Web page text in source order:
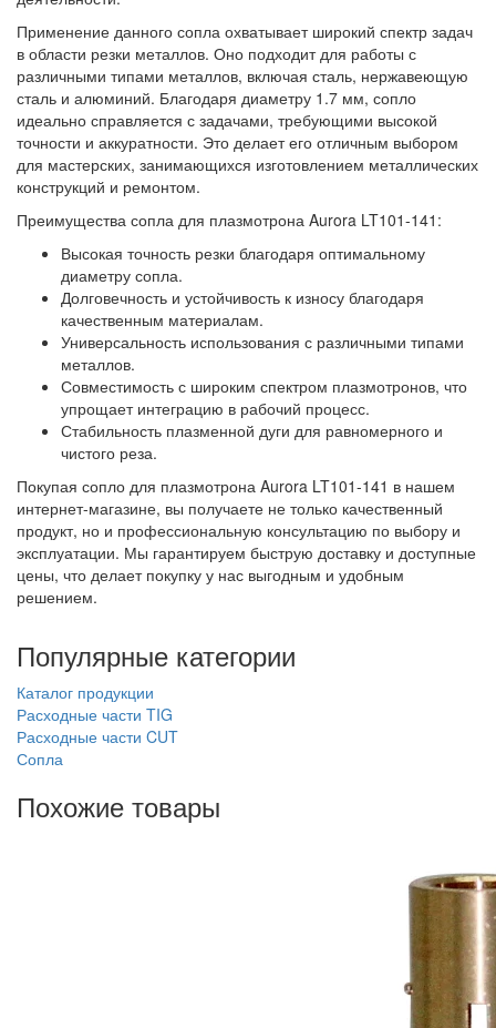
Применение данного сопла охватывает широкий спектр задач
в области резки металлов. Оно подходит для работы с
различными типами металлов, включая сталь, нержавеющую
сталь и алюминий. Благодаря диаметру 1.7 мм, сопло
идеально справляется с задачами, требующими высокой
точности и аккуратности. Это делает его отличным выбором
для мастерских, занимающихся изготовлением металлических
конструкций и ремонтом.
Преимущества сопла для плазмотрона Aurora LT101-141:
Высокая точность резки благодаря оптимальному
диаметру сопла.
Долговечность и устойчивость к износу благодаря
качественным материалам.
Универсальность использования с различными типами
металлов.
Совместимость с широким спектром плазмотронов, что
упрощает интеграцию в рабочий процесс.
Стабильность плазменной дуги для равномерного и
чистого реза.
Покупая сопло для плазмотрона Aurora LT101-141 в нашем
интернет-магазине, вы получаете не только качественный
продукт, но и профессиональную консультацию по выбору и
эксплуатации. Мы гарантируем быструю доставку и доступные
цены, что делает покупку у нас выгодным и удобным
решением.
Популярные категории
Каталог продукции
Расходные части TIG
Расходные части CUT
Сопла
Похожие товары